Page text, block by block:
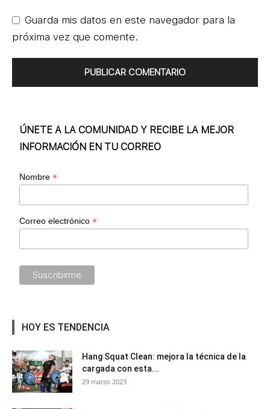
Guarda mis datos en este navegador para la
próxima vez que comente.
ÚNETE A LA COMUNIDAD Y RECIBE LA MEJOR
INFORMACIÓN EN TU CORREO
Nombre*
Correo electrónico*
HOY ES TENDENCIA
Hang Squat Clean: mejora la técnica de la
cargada con esta...
29 marzo 2023